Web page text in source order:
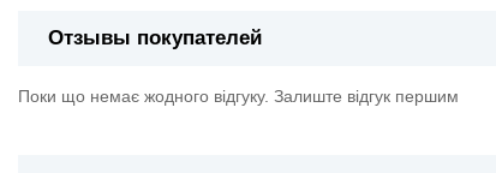
Отзывы покупателей
Поки що немає жодного відгуку. Залиште відгук першим